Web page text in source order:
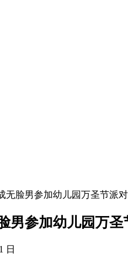
无脸男参加幼儿园万圣节派对
男参加幼儿园万圣
日